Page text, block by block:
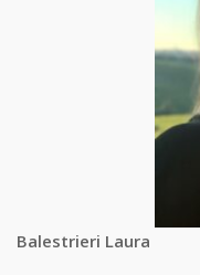
Balestrieri Laura